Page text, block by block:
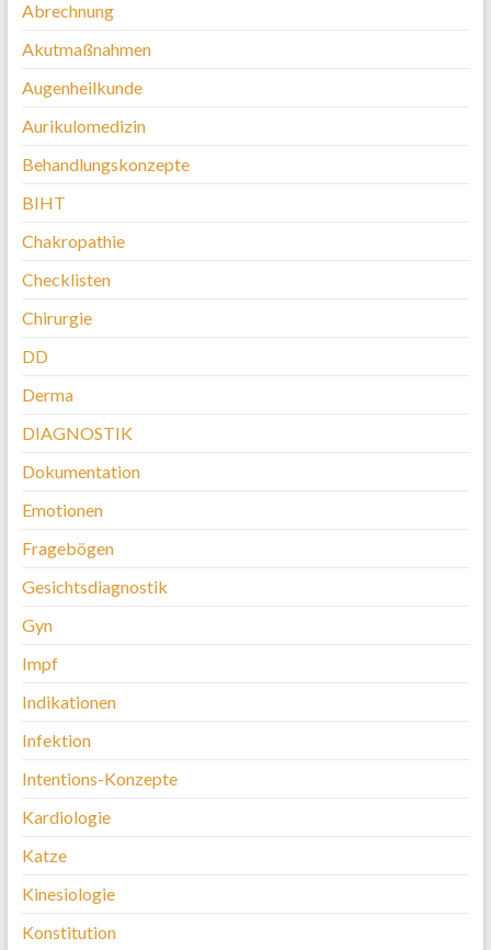
Abrechnung
Akutmaßnahmen
Augenheilkunde
Aurikulomedizin
Behandlungskonzepte
BIHT
Chakropathie
Checklisten
Chirurgie
DD
Derma
DIAGNOSTIK
Dokumentation
Emotionen
Fragebögen
Gesichtsdiagnostik
Gyn
Impf
Indikationen
Infektion
Intentions-Konzepte
Kardiologie
Katze
Kinesiologie
Konstitution